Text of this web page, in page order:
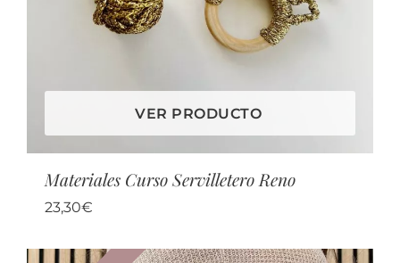
VER PRODUCTO
Materiales Curso Servilletero Reno
23,30€